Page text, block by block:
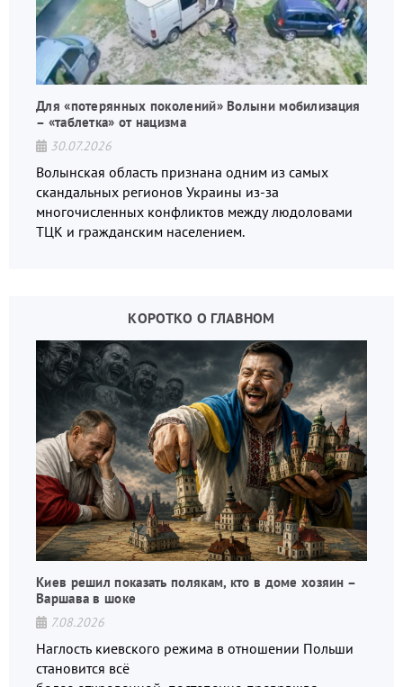
Для «потерянных поколений» Волыни мобилизация
– «таблетка» от нацизма
30.07.2026
Волынская область признана одним из самых
скандальных регионов Украины из-за
многочисленных конфликтов между людоловами
ТЦК и гражданским населением.
КОРОТКО О ГЛАВНОМ
Киев решил показать полякам, кто в доме хозяин –
Варшава в шоке
7.08.2026
Наглость киевского режима в отношении Польши
становится всё